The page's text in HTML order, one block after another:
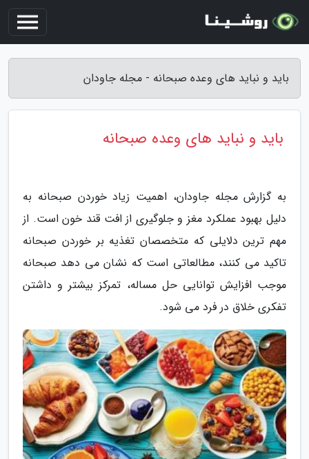
باید و نباید های وعده صبحانه - مجله جاودان
باید و نباید های وعده صبحانه
به گزارش مجله جاودان، اهمیت زیاد خوردن صبحانه به
دلیل بهبود عملکرد مغز و جلوگیری از افت قند خون است. از
مهم ترین دلایلی که متخصصان تغذیه بر خوردن صبحانه
تاکید می کنند، مطالعاتی است که نشان می دهد صبحانه
موجب افزایش توانایی حل مساله، تمرکز بیشتر و داشتن
تفکری خلاق در فرد می شود.